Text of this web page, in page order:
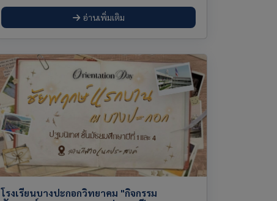
อ่านเพิ่มเติม
โรงเรียนบางปะกอกวิทยาคม "กิจกรรม